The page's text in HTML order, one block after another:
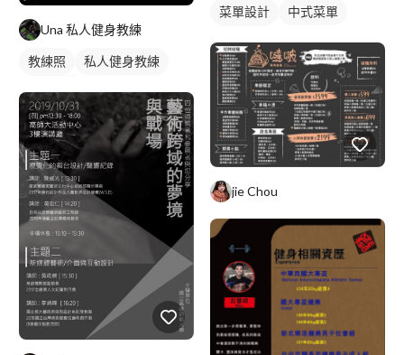
Una 私人健身教練
教練照
私人健身教練
菜單設計
中式菜單
單張菜單
jie Chou